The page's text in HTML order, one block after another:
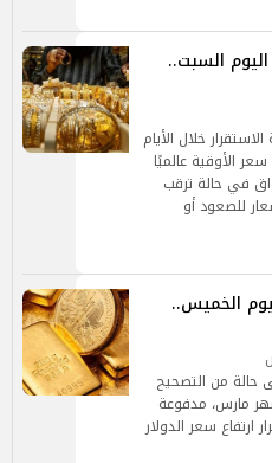
السبت..
خلال الأيام
الأوقية عالميًا
في حالة ترقب
للصعود أو
الخميس..
من التصحيح
مارس، مدفوعة
ارتفاع سعر الدولار